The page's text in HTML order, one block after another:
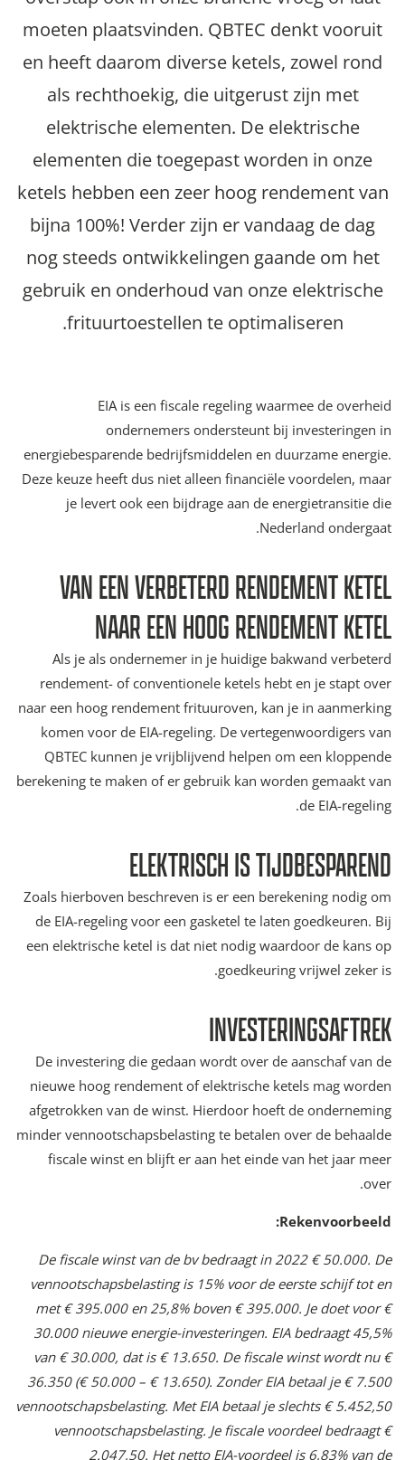
moeten plaatsvinden. QBTEC denkt vooruit
en heeft daarom diverse ketels, zowel rond
als rechthoekig, die uitgerust zijn met
elektrische elementen. De elektrische
elementen die toegepast worden in onze
ketels hebben een zeer hoog rendement van
bijna 100%! Verder zijn er vandaag de dag
nog steeds ontwikkelingen gaande om het
gebruik en onderhoud van onze elektrische
frituurtoestellen te optimaliseren.
EIA is een fiscale regeling waarmee de overheid
ondernemers ondersteunt bij investeringen in
energiebesparende bedrijfsmiddelen en duurzame energie.
Deze keuze heeft dus niet alleen financiële voordelen, maar
je levert ook een bijdrage aan de energietransitie die
Nederland ondergaat.
VAN EEN VERBETERD RENDEMENT KETEL
NAAR EEN HOOG RENDEMENT KETEL
Als je als ondernemer in je huidige bakwand verbeterd
rendement- of conventionele ketels hebt en je stapt over
naar een hoog rendement frituuroven, kan je in aanmerking
komen voor de EIA-regeling. De vertegenwoordigers van
QBTEC kunnen je vrijblijvend helpen om een kloppende
berekening te maken of er gebruik kan worden gemaakt van
de EIA-regeling.
ELEKTRISCH IS TIJDBESPAREND
Zoals hierboven beschreven is er een berekening nodig om
de EIA-regeling voor een gasketel te laten goedkeuren. Bij
een elektrische ketel is dat niet nodig waardoor de kans op
goedkeuring vrijwel zeker is.
INVESTERINGSAFTREK
De investering die gedaan wordt over de aanschaf van de
nieuwe hoog rendement of elektrische ketels mag worden
afgetrokken van de winst. Hierdoor hoeft de onderneming
minder vennootschapsbelasting te betalen over de behaalde
fiscale winst en blijft er aan het einde van het jaar meer
over.
Rekenvoorbeeld:
De fiscale winst van de bv bedraagt in 2022 € 50.000. De
vennootschapsbelasting is 15% voor de eerste schijf tot en
met € 395.000 en 25,8% boven € 395.000. Je doet voor €
30.000 nieuwe energie-investeringen. EIA bedraagt 45,5%
van € 30.000, dat is € 13.650. De fiscale winst wordt nu €
36.350 (€ 50.000 – € 13.650). Zonder EIA betaal je € 7.500
vennootschapsbelasting. Met EIA betaal je slechts € 5.452,50
vennootschapsbelasting. Je fiscale voordeel bedraagt €
2.047,50. Het netto EIA-voordeel is 6,83% van de